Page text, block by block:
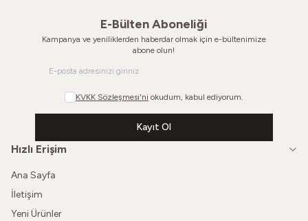
E-Bülten Aboneliği
Kampanya ve yeniliklerden haberdar olmak için e-bültenimize
abone olun!
KVKK Sözleşmesi'ni okudum, kabul ediyorum.
Kayıt Ol
Hızlı Erişim
Ana Sayfa
İletişim
Yeni Ürünler